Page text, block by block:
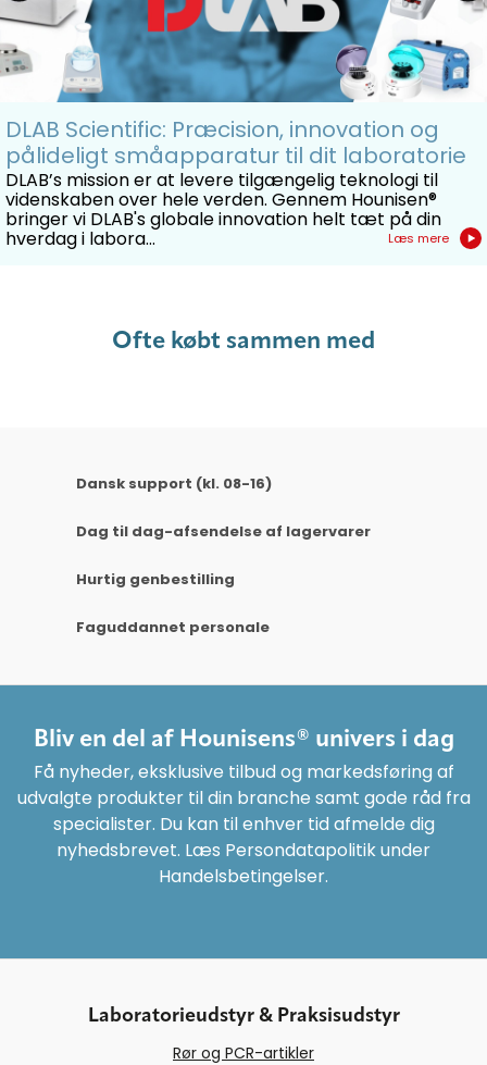
DLAB Scientific: Præcision, innovation og
pålideligt småapparatur til dit laboratorie
DLAB’s mission er at levere tilgængelig teknologi til
videnskaben over hele verden. Gennem Hounisen®
bringer vi DLAB's globale innovation helt tæt på din
hverdag i labora... Læs mere
Ofte købt sammen med
Dansk support (kl. 08-16)
Dag til dag-afsendelse af lagervarer
Hurtig genbestilling
Faguddannet personale
Bliv en del af Hounisens® univers i dag
Få nyheder, eksklusive tilbud og markedsføring af
udvalgte produkter til din branche samt gode råd fra
specialister. Du kan til enhver tid afmelde dig
nyhedsbrevet. Læs Persondatapolitik under
Handelsbetingelser.
Laboratorieudstyr & Praksisudstyr
Rør og PCR-artikler